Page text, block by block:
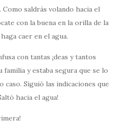
Como saldrás volando hacia el
con la buena en la orilla de la
caer en el agua.
con tantas ¡deas y tantos
y estaba segura que se lo
caso. Siguió las indicaciones que
hacia el agua!